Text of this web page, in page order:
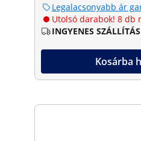
Legalacsonyabb ár
Utolsó darabok! 8 db
INGYENES SZÁLLÍTÁS
Kosárba